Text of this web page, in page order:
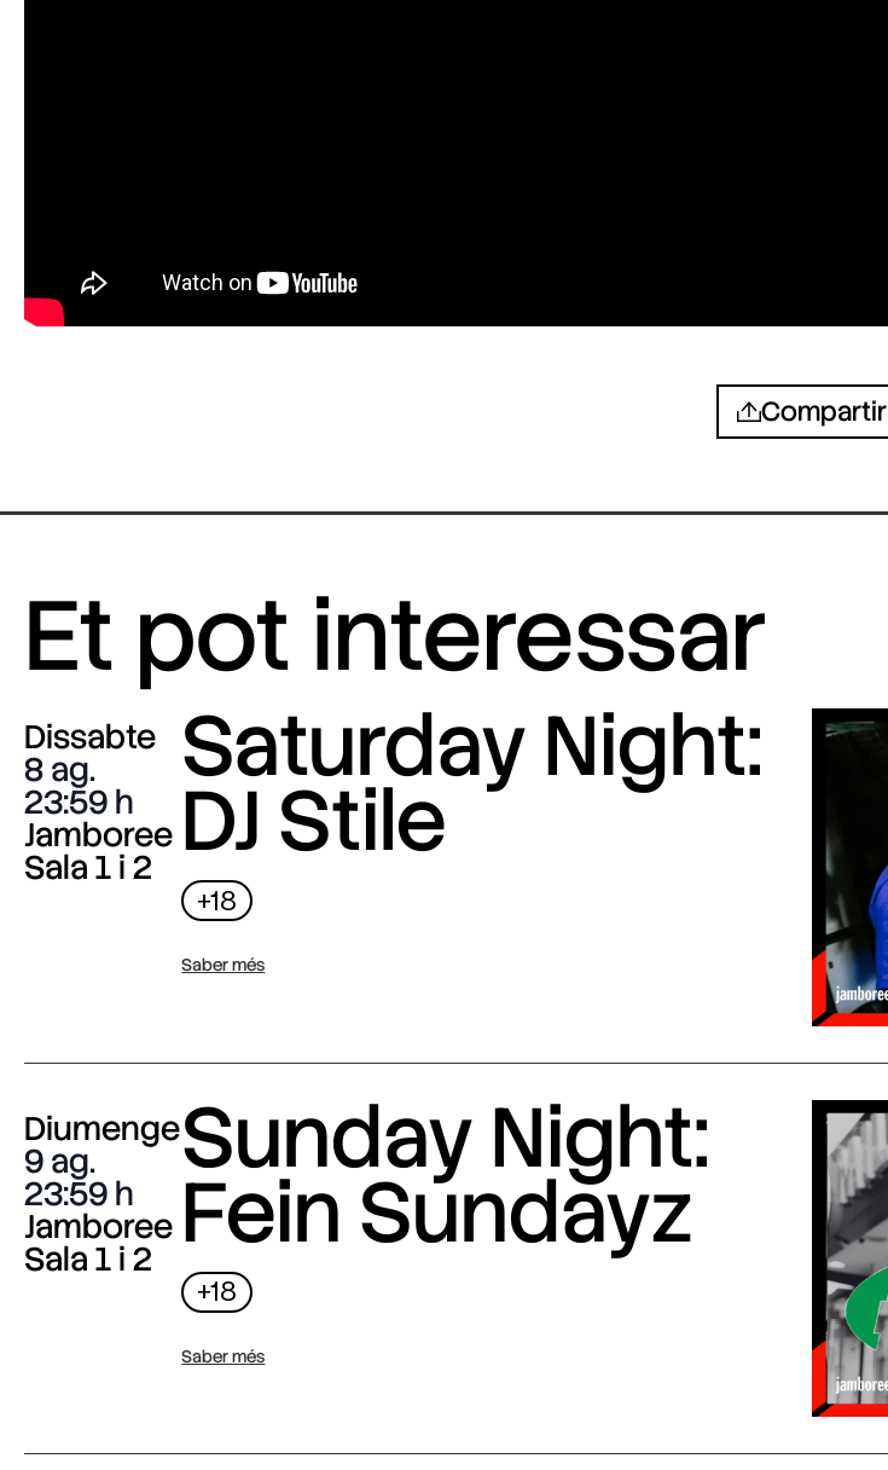
Compartir
Et pot interessar
Dissabte
8 ag.
23:59
Jamboree
Sala 1 i 2
Saturday Night:
DJ Stile
+18
Saber més
Diumenge
9 ag.
23:59
Jamboree
Sala 1 i 2
Sunday Night:
Fein Sundayz
+18
Saber més